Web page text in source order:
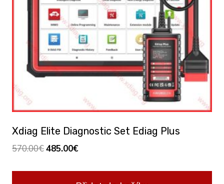
Xdiag Elite Diagnostic Set Ediag Plus
570.00€Original
485.00€Current